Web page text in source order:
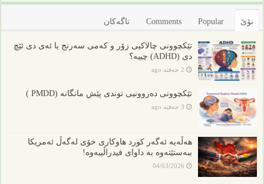
نۆێ Popular
Comments تاگەکان
تێکچوونی چالاکیی زۆر و کەمی سەرنج یا ئەی دی ئێچ
دی (ADHD) چییە؟
2 حەفتە ago
تێکچوونی دەروونیی توندی پێش مانگانە (PMDD )
3 حەفتە ago
هەڵەیە ئەگەر کورد هاوکاری خۆی لەگەڵ ئەمریکا
ببەستێتەوە بە داوای فیدراڵییەوە!
04/03/2026